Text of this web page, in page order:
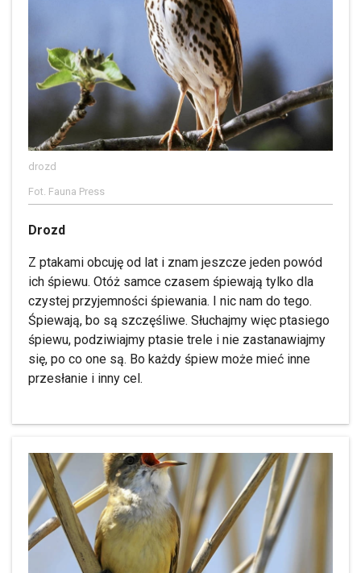
drozd
Fot. Fauna Press
Drozd
Z ptakami obcuję od lat i znam jeszcze jeden powód
ich śpiewu. Otóż samce czasem śpiewają tylko dla
czystej przyjemności śpiewania. I nic nam do tego.
Śpiewają, bo są szczęśliwe. Słuchajmy więc ptasiego
śpiewu, podziwiajmy ptasie trele i nie zastanawiajmy
się, po co one są. Bo każdy śpiew może mieć inne
przesłanie i inny cel.